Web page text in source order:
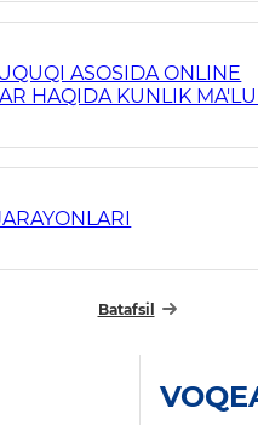
ASOSIDA ONLINE
HAQIDA KUNLIK
Batafsil